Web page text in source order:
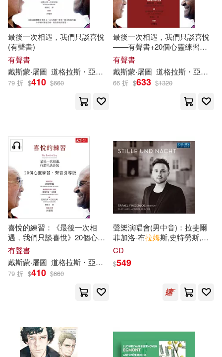
約爾格．彼得斯(2)
聖地亞哥．伊尼格斯(2)
蔣育荏(2) 貝恩德．羅爾夫(2)
中國地圖出版社(1)
戴斯蒙・屠圖(1) 新小牛頓(1)
施特勞斯(1)
牛頓教科書編輯群(1)
田尻智(1) 章雪富(1)
章雪富著(1)
（美）斯坦利·羅森(1)
天下雜誌(7) Naxos(6)
BR Klassik(4)
PENTATONE(3)
LSO(2)
PCuSER電腦人文化(2)
博雅(2) 台灣角川(2)
墨刻(2) 易博士出版社(2)
臉譜(2) Belle Ame(1)
Deutsche Grammophon(1)
Linfair Records Limited(1)
Orfeo(1)
配送方式 (可複選)
可海外宅配(55)
可港澳店取(50)
可新加坡店取(45)
可菲律賓店取(53)
適合平板閱讀(2)
最後一次相遇，我們只談喜悅
(有聲書)
有聲書
戴斯蒙‧屠圖 道格拉斯 ・ 亞伯拉姆 達賴喇嘛
79 折 $410 $660
最後一次相遇，我們只談喜悅
——有聲書+20個心靈練習聲
音引導套組 (有聲書)
有聲書
戴斯蒙‧屠圖 道格拉斯 ・ 亞伯拉姆
66 折 $633 $1320
喜悅的練習：《最後一次相
遇，我們只談喜悅》20個心靈
練習.聲音引導版 (有聲書)
有聲書
戴斯蒙‧屠圖 道格拉斯 ・ 亞伯拉姆 達賴喇嘛
79 折 $410 $660
聲樂演唱會(男中音)：拉斐爾
菲加洛-布拉姆斯,史特勞斯,霍
斯坦
(Baritone): Rafael Fingerlos -
FÜRSTENTHAL, R. /
SCHUBERT, F. /
CD
$549